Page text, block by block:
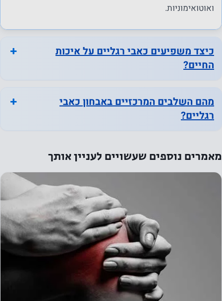
ואוטואימוניות.
כיצד משפיעים כאבי רגליים על איכות
החיים?
מהם השלבים המרכזיים באבחון כאבי
רגליים?
מאמרים נוספים שעשויים לעניין אותך
עוגיות אלו
אופציונליות.
הם נחוצים
כדי שהאתר
יפעל.
סטטיסטיקה
לשפר את